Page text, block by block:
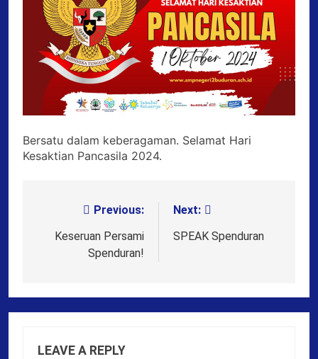
Bersatu dalam keberagaman. Selamat Hari
Kesaktian Pancasila 2024.
navigation
Previous:
Keseruan Persami
Spenduran!
Next:
SPEAK Spenduran
LEAVE A REPLY